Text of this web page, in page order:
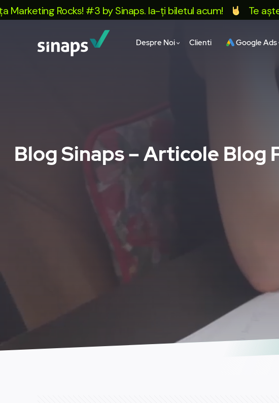
Rocks! #3 by Sinaps. Ia-ți biletul acum! Te
Despre Noi Clienti Google Ads
Blog Sinaps – Articole Blog